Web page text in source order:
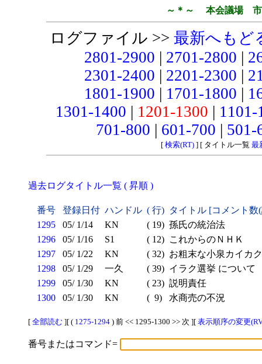
～＊～ 本会議場 市
ログファイル >> 最新へもど
2801-2900 | 2701-2800 |
2301-2400 | 2201-2300 |
1801-1900 | 1701-1800 |
1301-1400 | 1201-1300 |
701-800 | 601-700 |
[ 検索(RT)] [ タイトル一覧 最
過去ログタイトル一覧 ( 昇順 )
番号 登録日付 ハンドル ( 行) タイトル [コメント
1295
05/ 1/14 KN ( 19) 孫氏の統治法
1296
05/ 1/16 S1 ( 12) これからのＮＨＫ
1297
05/ 1/22 KN ( 32) お粗末な小泉カイカク
1298
05/ 1/29 一久 ( 39) イラク選挙 について
1299
05/ 1/30 KN ( 23) 説明責任
1300
05/ 1/30 KN ( 9) 水商売の不況
[ 全部読む ][ ( 1275-1294 ) 前 << 1295-1300 >> 次 ][ 表示順序の変更
番号またはコマンド=